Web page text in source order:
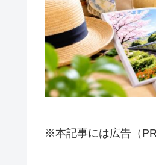
※本記事には広告（